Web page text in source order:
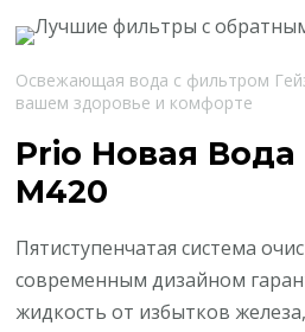
Освежающая вода с фильтром
вашем здоровье и комфорте
Prio Новая
M420
Пятиступенчатая система
современным дизайном
жидкость от избытков